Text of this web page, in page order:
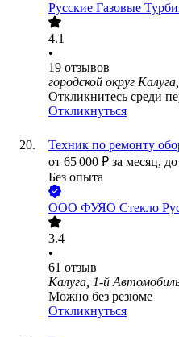
Русские Газовые
4.1
•
19 отзывов
городской округ
Откликнитесь среди
Откликнуться
Техник по ремонту
от 65 000 ₽ за месяц,
Без опыта
ООО ФУЯО Стекло
3.4
•
61 отзыв
Калуга, 1-й
Можно без резюме
Откликнуться